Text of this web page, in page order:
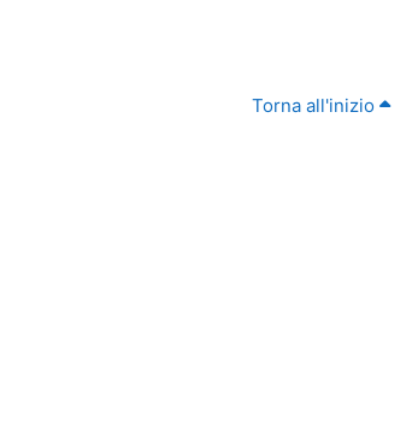
Torna all'inizio